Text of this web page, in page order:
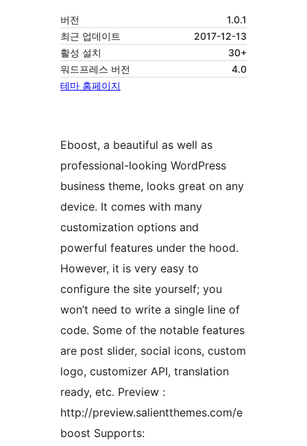
버전
1.0.1
최근 업데이트
2017-12-13
활성 설치
30+
워드프레스 버전
4.0
테마 홈페이지
Eboost, a beautiful as well as
professional-looking WordPress
business theme, looks great on any
device. It comes with many
customization options and
powerful features under the hood.
However, it is very easy to
configure the site yourself; you
won’t need to write a single line of
code. Some of the notable features
are post slider, social icons, custom
logo, customizer API, translation
ready, etc. Preview :
http://preview.salientthemes.com/e
boost Supports: